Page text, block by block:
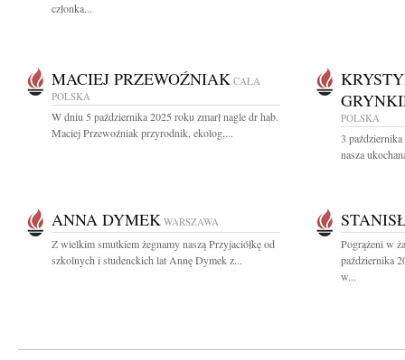
członka...
MACIEJ PRZEWOŹNIAK CAŁA
POLSKA
W dniu 5 października 2025 roku zmarł nagle dr hab.
Maciej Przewoźniak przyrodnik, ekolog,...
POLSKA
3
nasza
ANNA DYMEK WARSZAWA
Z wielkim smutkiem żegnamy naszą Przyjaciółkę od
szkolnych i studenckich lat Annę Dymek z...
Pogrążeni w
października
w...